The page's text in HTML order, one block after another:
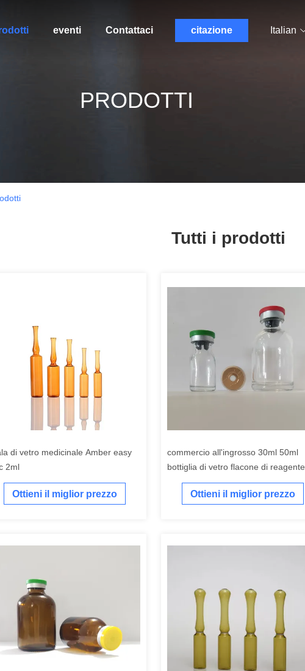
eventi Contattaci citazione Italian
PRODOTTI
Tutti i prodotti
di vetro medicinale Amber easy
2ml
Ottieni il miglior prezzo
commercio all'ingrosso 30ml 50ml
bottiglia di vetro flacone di reagente
flacone modellato in vetro
Ottieni il miglior prezzo